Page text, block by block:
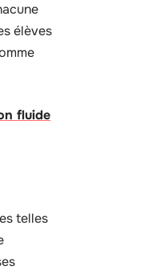
élèves
fluide
telles